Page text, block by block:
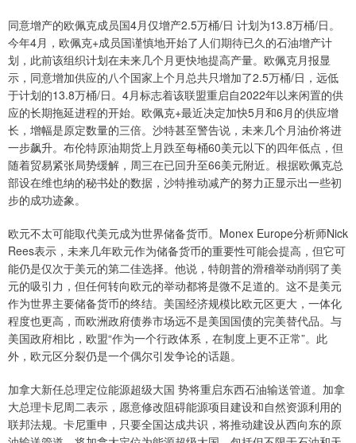
同意增产的欧佩克成员国4月仅增产2.5万桶/日 计划为13.8万桶/日。
今年4月，欧佩克+成员国谨慎地开始了人们期待已久的石油增产计
划，此前该组织计划在未来几个月更快地提高产量。欧佩克月报显
示，同意增加供应的八个国家上个月总共只增加了2.5万桶/日，远低
于计划的13.8万桶/日。4月标志着该联盟重启自2022年以来闲置的供
应的长期拖延进程的开始。欧佩克+最近决定加快5月和6月的供应增
长，增幅是原定数量的三倍。沙特甚至警告说，未来几个月油价将进
一步飙升。布伦特原油期货上月跌至每桶60美元以下的四年低点，但
随着贸易紧张局势缓解，周三在已回升至66美元附近。根据欧佩克总
部设在维也纳的秘书处的数据，沙特推动减产的努力正显示出一些初
步的成功迹象。
欧元不太可能取代美元成为世界储备货币。Monex Europe分析师Nick
Rees表示，未来几年欧元作为储备货币的重要性可能会提高，但它可
能仍是仅次于美元的第二佳选择。他说，特朗普的滑稽举动削弱了美
元的吸引力，但任何转向欧元的举动都将是微不足道的。这不是美元
作为世界主要储备货币的终结。美国经济规模比欧元区更大，一体化
程度也更高，而欧洲政府债券市场远不是美国国债的完美替代品。与
美国政府相比，欧盟“作为一个行政体系，在制度上更不正常”。此
外，欧元区分裂仍是一个偶尔引发争论的话题。
加拿大新任总理定位能源超级大国 势将重启东西石油输送管道。加拿
大总理卡尼周二表示，愿意修改阻碍能源项目建设和自然资源利用的
联邦法规。卡尼重申，只要全国达成共识，将推动建设从西向东的原